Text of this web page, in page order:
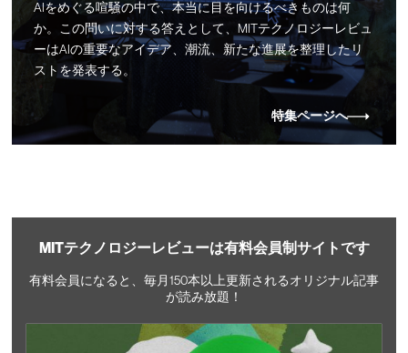
AIをめぐる喧騒の中で、本当に目を向けるべきものは何
か。この問いに対する答えとして、MITテクノロジーレビュ
ーはAIの重要なアイデア、潮流、新たな進展を整理したリ
ストを発表する。
特集ページへ
MITテクノロジーレビューは有料会員制サイトです
有料会員になると、毎月150本以上更新されるオリジナル記事
が読み放題！